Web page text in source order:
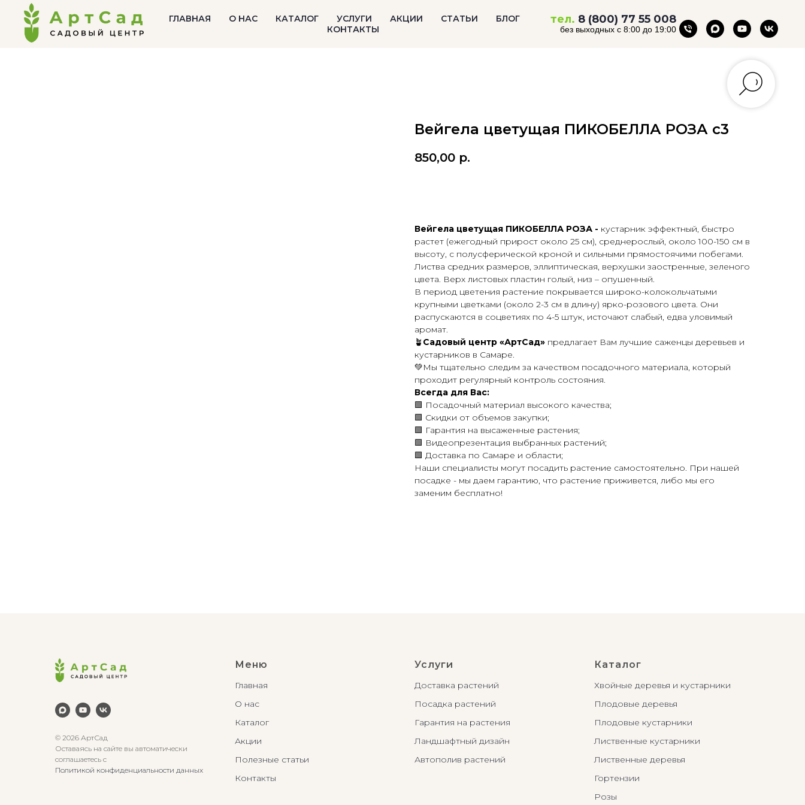
ГЛАВНАЯ О НАС КАТАЛОГ УСЛУГИ АКЦИИ СТАТЬИ
БЛОГ
КОНТАКТЫ
тел. 8 (800) 77 55 008
без выходных с 8:00 до 19:00
Вейгела цветущая ПИКОБЕЛЛА РОЗА с3
850,00 р.
Вейгела цветущая ПИКОБЕЛЛА РОЗА - кустарник эффектный, быстро
растет (ежегодный прирост около 25 см), среднерослый, около 100-150 см в
высоту, с полусферической кроной и сильными прямостоячими побегами.
Листва средних размеров, эллиптическая, верхушки заостренные, зеленого
цвета. Верх листовых пластин голый, низ – опушенный.
В период цветения растение покрывается широко-колокольчатыми
крупными цветками (около 2-3 см в длину) ярко-розового цвета. Они
распускаются в соцветиях по 4-5 штук, источают слабый, едва уловимый
аромат.
🪴 Садовый центр «АртСад» предлагает Вам лучшие саженцы деревьев и
кустарников в Самаре.
💚Мы тщательно следим за качеством посадочного материала, который
проходит регулярный контроль состояния.
Всегда для Вас:
🟩 Посадочный материал высокого качества;
🟩 Скидки от объемов закупки;
🟩 Гарантия на высаженные растения;
🟩 Видеопрезентация выбранных растений;
🟩 Доставка по Самаре и области;
Наши специалисты могут посадить растение самостоятельно. При нашей
посадке - мы даем гарантию, что растение приживется, либо мы его
заменим бесплатно!
© 2026 АртСад
Оставаясь на сайте вы автоматически
соглашаетесь с
Политикой конфиденциальности данных
Меню
Главная
О нас
Каталог
Акции
Полезные статьи
Контакты
Услуги
Доставка растений
Посадка растений
Гарантия на растения
Ландшафтный дизайн
Автополив растений
Каталог
Хвойные деревья и кустарники
Плодовые деревья
Плодовые кустарники
Лиственные кустарники
Лиственные деревья
Гортензии
Розы